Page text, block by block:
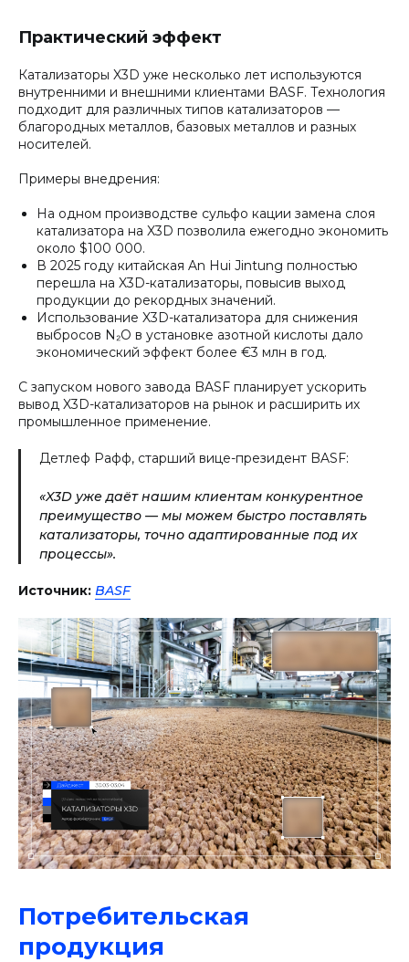
Практический эффект
Катализаторы X3D уже несколько лет используются
внутренними и внешними клиентами BASF. Технология
подходит для различных типов катализаторов —
благородных металлов, базовых металлов и разных
носителей.
Примеры внедрения:
На одном производстве сульфо кации замена слоя
катализатора на X3D позволила ежегодно экономить
около $100 000.
В 2025 году китайская An Hui Jintung полностью
перешла на X3D-катализаторы, повысив выход
продукции до рекордных значений.
Использование X3D-катализатора для снижения
выбросов N₂O в установке азотной кислоты дало
экономический эффект более €3 млн в год.
С запуском нового завода BASF планирует ускорить
вывод X3D-катализаторов на рынок и расширить их
промышленное применение.
Детлеф Рафф, старший вице-президент BASF:
«X3D уже даёт нашим клиентам конкурентное
преимущество — мы можем быстро поставлять
катализаторы, точно адаптированные под их
процессы».
Источник: BASF
Потребительская
продукция